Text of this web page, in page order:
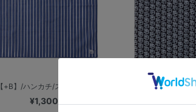
【+B】/ハンカチ/ストライプ
¥1,300
ハンドタオ